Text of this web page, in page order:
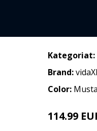
Kategoriat:
Brand:
Color: Musta
114.99